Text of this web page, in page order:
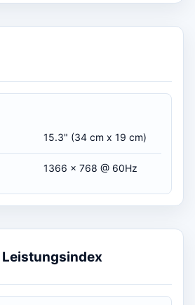
15.3" (34 cm x 19 cm)
1366 x 768 @ 60Hz